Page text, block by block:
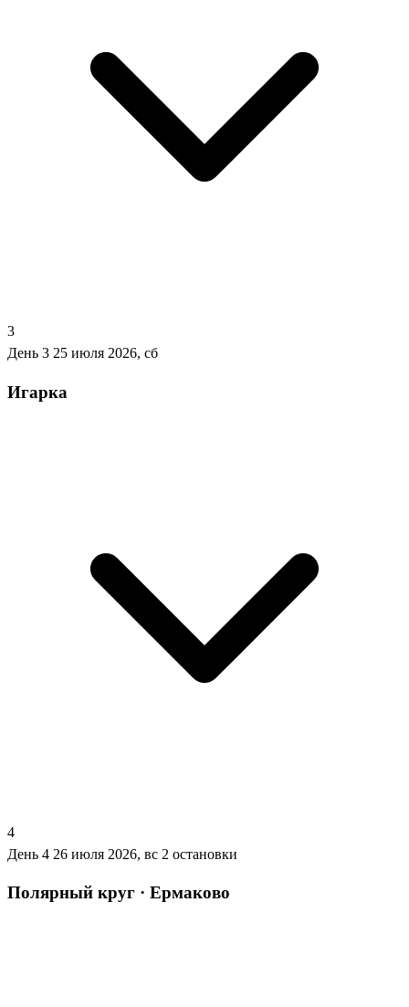
3
День 3 25 июля 2026, сб
Игарка
4
День 4 26 июля 2026, вс 2 остановки
Полярный круг · Ермаково